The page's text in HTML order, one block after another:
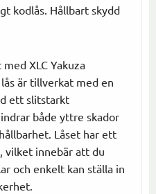
kodlås. Hållbart skydd
XLC Yakuza
är tillverkat med en
ett slitstarkt
både yttre skador
Låset har ett
vilket innebär att du
och enkelt kan ställa in